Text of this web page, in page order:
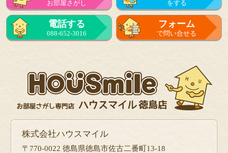
お部屋さがし をする
電話する
088-652-3016
フォーム
で問い合せる
株式会社ハウスマイル
〒770-0022 徳島県徳島市佐古二番町13-18